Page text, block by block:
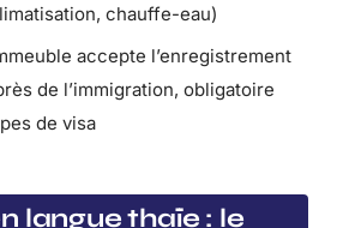
chauffe-eau)
accepte l’enregistrement
de l’immigration, obligatoire
de visa
langue thaïe : le